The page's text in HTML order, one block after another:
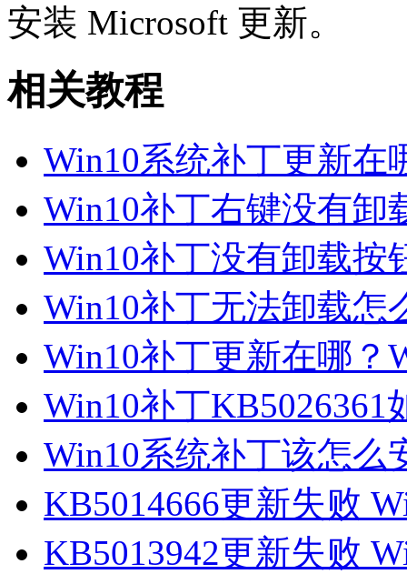
安装 Microsoft 更新。
相关教程
Win10系统补丁更新在
Win10补丁右键没有卸
Win10补丁没有卸载按
Win10补丁无法卸载怎
Win10补丁更新在哪？
Win10补丁KB5026361
Win10系统补丁该怎么
KB5014666更新失败
KB5013942更新失败